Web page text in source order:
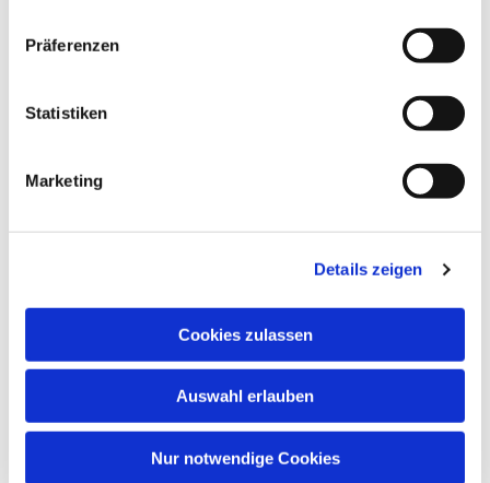
Präferenzen
Statistiken
Marketing
Details zeigen
Cookies zulassen
Auswahl erlauben
Nur notwendige Cookies